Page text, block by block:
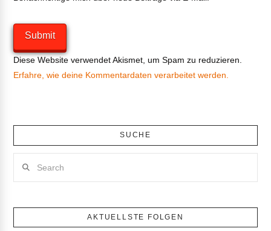
Diese Website verwendet Akismet, um Spam zu reduzieren.
Erfahre, wie deine Kommentardaten verarbeitet werden.
SUCHE
AKTUELLSTE FOLGEN